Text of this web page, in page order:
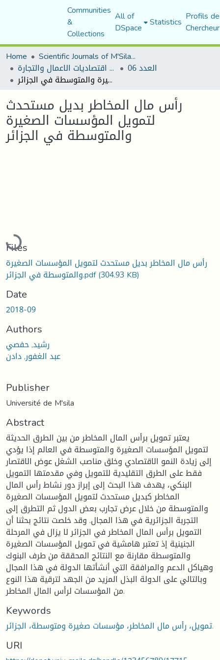
Communities
&
Collections
All of
DSpace Statistics Profils
Home
Scientific Journals of M'Sila University
مجلة اقتصاديات الاعمال والتجارة العدد 06
رأس مال المخاطر بديل مستحدث لتمويل المؤسسات الصغيرة والمتوسطة في الجزائر
رأس مال المخاطر بديل مستحدث
لتمويل المؤسسات الصغيرة
والمتوسطة في الجزائر
Loading...
Files
رأس مال المخاطر بديل مستحدث لتمويل المؤسسات الصغيرة
والمتوسطة في الجزائر.pdf(304.93 KB)
Date
2018-09
Authors
رشيد, حفصي
عبد الغفور, دادن
Publisher
Université de M'sila
Abstract
يعتبر تمويل برأس المال المخاطر من بين الطرق الحديثة
لتمويل المؤسسات الصغيرة والمتوسطة في العالم إذا يؤدي
إلى زيادة النمو الاقتصادي وخلق مناصب الشغل عوض الاقتصار
فقط على الطرق التقليدية للتمويل وفي مقدمتها التمويل
البنكي، يهدف هذا البحث إلى إبراز دور نشاط رأس المال
المخاطر كبديل مستحدث لتمويل المؤسسات الصغيرة
والمتوسطة من خلال عرض تجارب بعض الدول ثم التطرق إلى
التجربة الجزائرية في هذا المجال. وقد خلصت نتائج بحثنا أن
التمويل برأس المال المخاطر في الجزائر لا يزال في المرحلة
الجنينية إذ تعتبر هامشية في تمويل المؤسسات الصغيرة
والمتوسطة مقارنة مع النتائج المحققة من طرف البنوك
وهياكل الدعم والمرافقة التي أنشأتها الدولة في هذا المجال
وبالتالي على الدولة البذل المزيد من الجهد لترقية هذا النوع
من المؤسسات لرأس المال المخاطر.
Keywords
تمويل، رأس مال المخاطر، مؤسسات صغيرة ومتوسطة، الجزائر.
URI